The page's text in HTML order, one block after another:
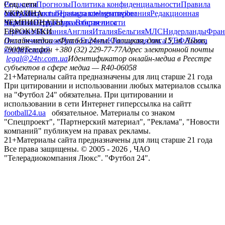
РедакцияПрогнозыПолитика конфиденциальностиПравила
сайтуКонтактыПравила комментированияРедакционная
политикаСтруктура собственности
Соц. сети
facebookxyoutubeinstagramtelegramviber
УКРАИНА
УкраинаПервая лигаВторая лига
ЧЕМПИОНАТЫ
ГерманияИспанияАнглияИталияБельгияМЛСНидерланды
ЕВРОКУБКИ
Лига чемпионовЛига ЕвропыЮношеская лига УЕФАЛига
конференций
Онлайн-медиа «Футбол 24»пл. Галицкая, дом. 15, м. Львов,
79008Телефон +380 (32) 229-77-77Адрес электронной почты
legal@24tv.com.uaИдентификатор онлайн-медиа в Реестре
субъектов в сфере медиа — R40-06058
21+Материалы сайта предназначены для лиц старше 21 года
При цитировании и использовании любых материалов ссылка
на "Футбол 24" обязательна. При цитировании и
использовании в сети Интернет гиперссылка на сайтт
football24.ua
обязательное. Материалы со знаком
"Спецпроект", "Партнерский материал", "Реклама", "Новости
компаний" публикуем на правах рекламы.
21+Материалы сайта предназначены для лиц старше 21 года
Все права защищены. © 2005 - 2026 , ЧАО
"Телерадиокомпания Люкс". "Футбол 24".